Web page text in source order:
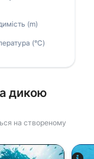
дикою
на створеному